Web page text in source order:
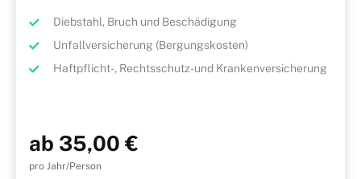
Diebstahl, Bruch und Beschädigung
Unfallversicherung (Bergungskosten)
Haftpflicht-, Rechtsschutz- und Krankenversicherung
ab 35,00 €
pro Jahr/Person